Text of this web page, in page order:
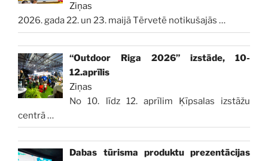
Ziņas
2026. gada 22. un 23. maijā Tērvetē notikušajās …
“Outdoor Riga 2026” izstāde, 10-
12.aprīlis
Ziņas
No 10. līdz 12. aprīlim Ķīpsalas izstāžu
centrā…
Dabas tūrisma produktu prezentācijas